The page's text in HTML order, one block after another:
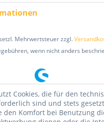
Mehrwertsteuer zzgl.
wenn nicht anders
Cookies, die für den
sind und stets
den Komfort bei Benutzung